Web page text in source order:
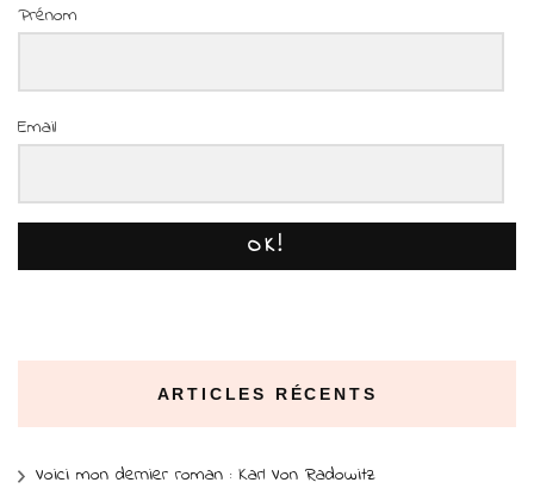
Prénom
Email
OK!
ARTICLES RÉCENTS
Voici mon dernier roman : Karl Von Radowitz